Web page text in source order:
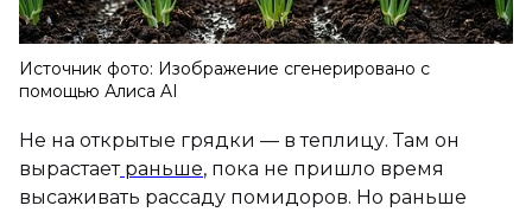
Источник фото: Изображение сгенерировано с
помощью Алиса AI
Не на открытые грядки — в теплицу. Там он
вырастаетраньше, пока не пришло время
высаживать рассаду помидоров. Но раньше